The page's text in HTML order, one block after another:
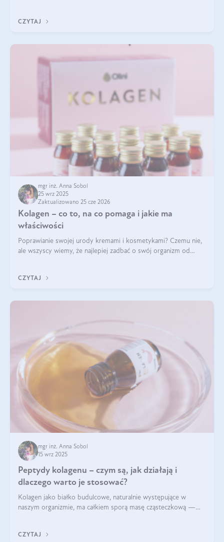
CZYTAJ
mgr inż. Anna Sobol
25 wrz 2025
Zaktualizowano 25 cze 2026
Kolagen – co to, na co pomaga i jakie ma
właściwości
Poprawianie swojej urody kremami i kosmetykami? Czemu nie,
ale wszyscy wiemy, że najlepiej zadbać o swój organizm od
wysokiej jakości suplem
CZYTAJ
mgr inż. Anna Sobol
15 wrz 2025
Peptydy kolagenu – czym są, jak działają i
dlaczego warto je stosować?
Kolagen jako białko budulcowe, naturalnie występujące w
naszym organizmie, ma całkiem sporą masę cząsteczkową —
bardziej biodostępny
CZYTAJ